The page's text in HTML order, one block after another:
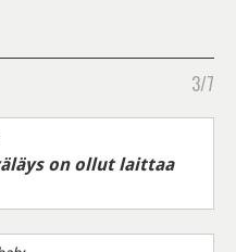
3/7
on ollut laittaa